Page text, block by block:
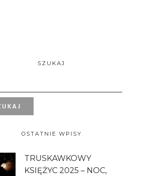
SZUKAJ
OSTATNIE WPISY
TRUSKAWKOWY
KSIĘŻYC 2025 – NOC,